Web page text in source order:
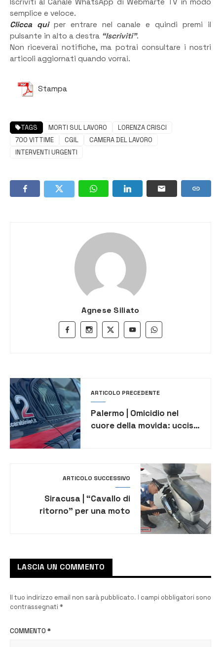
semplice e veloce.
Clicca quiper entrare nel canale e quindi premi il
pulsante in alto a destra “Iscriviti”.
Non riceverai notifiche, ma potrai consultare i nostri
articoli aggiornati quando vorrai.
Stampa
TAGS MORTI SUL LAVORO
LORENZA CRISCI
700 VITTIME
CGIL
CAMERA DEL LAVORO
INTERVENTI URGENTI
Agnese Siliato
ARTICOLO PRECEDENTE
Palermo | Omicidio nel
cuore della movida: ucciso
ARTICOLO SUCCESSIVO
Siracusa | “Cavallo di
ritorno” per una moto
LASCIA UN COMMENTO
Il tuo indirizzo email non sarà pubblicato. I campi obbligatori sono
contrassegnati *
COMMENTO *